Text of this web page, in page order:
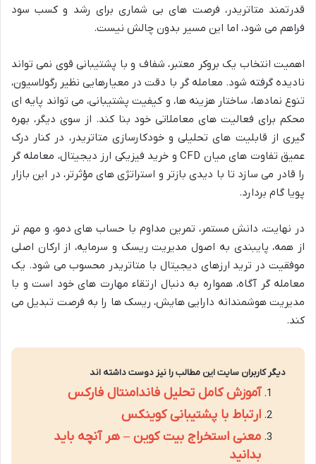
قدرتمند متاتریدر، فرصت های بی شماری برای رشد و کسب سود
فراهم می شود، اما این مسیر بدون چالش نیست.
اهمیت انتخاب یک بروکر معتبر، شفاف و با پشتیبانی قوی نمی تواند
نادیده گرفته شود. معامله گر با دقت در معیارهایی نظیر رگولاسیون،
تنوع نمادها، ساختار هزینه ها، و کیفیت پشتیبانی، می تواند پایه ای
محکم برای فعالیت های معاملاتی خود بنا کند. از سوی دیگر، بهره
گیری از قابلیت های تحلیلی و خودکارسازی متاتریدر، در کنار درک
عمیق تفاوت های میان CFD و خرید فیزیکی ارز دیجیتال، معامله گر
را قادر می سازد تا با دیدی بازتر و استراتژی های مؤثرتر، در این بازار
پویا گام بردارد.
در نهایت، دانش مستمر، تمرین مداوم با حساب های دمو، و مهم تر
از همه، پایبندی به اصول مدیریت ریسک و سرمایه، از ارکان اصلی
موفقیت در ترید ارزهای دیجیتال با متاتریدر محسوب می شود. یک
معامله گر آگاه، همواره به دنبال ارتقاء مهارت های خود است و با
مدیریت هوشمندانه دارایی هایش، ریسک ها را به فرصت تبدیل می
کند.
دیگر کاربران سایت این مطالب را نیز دوست داشته اند
آموزش کامل تحلیل فاندامنتال فارکس
ارتباط با پشتیبانی کوینکس
معنی استخراج بیت کوین – هر آنچه باید
بدانید